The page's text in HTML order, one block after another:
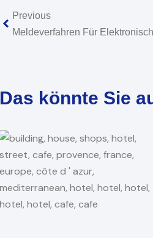
Previous
Das könnte Sie